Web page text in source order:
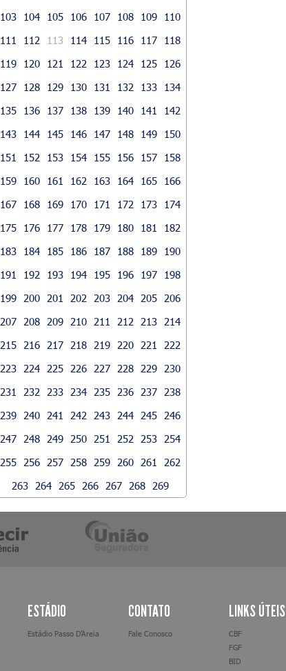
103
104 105 106 107 108 109
110
111
112 113 114 115 116 117
118
119
120 121 122 123 124 125
126
127
128 129 130 131 132 133
134
135
136 137 138 139 140 141
142
143
144 145 146 147 148 149
150
151
152 153 154 155 156 157
158
159
160 161 162 163 164 165
166
167
168 169 170 171 172 173
174
175
176 177 178 179 180 181
182
183
184 185 186 187 188 189
190
191
192 193 194 195 196 197
198
199
200 201 202 203 204 205
206
207
208 209 210 211 212 213
214
215
216 217 218 219 220 221
222
223
224 225 226 227 228 229
230
231
232 233 234 235 236 237
238
239
240 241 242 243 244 245
246
247
248 249 250 251 252 253
254
255
256 257 258 259 260 261
262
263
264 265 266 267 268 269
ESTÁDIO
Estádio Passo D’Areia
CONTATO
Fale Conosco
LINKS ÚTEIS
CBF
FGF
BID